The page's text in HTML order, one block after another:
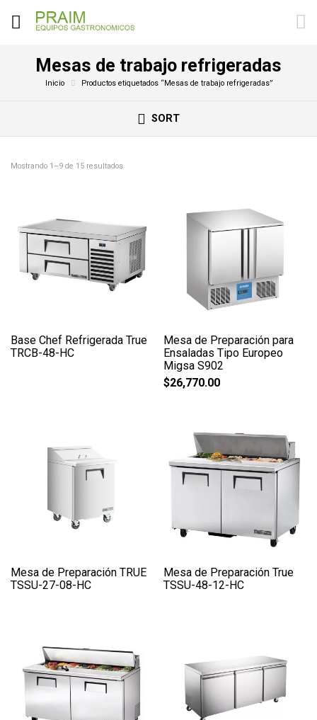
Mesas de trabajo refrigeradas
Inicio Productos etiquetados “Mesas de trabajo refrigeradas”
SORT
Mostrando 1–9 de 15 resultados
Base Chef Refrigerada True
TRCB-48-HC
Mesa de Preparación para
Ensaladas Tipo Europeo
Migsa S902
$26,770.00
Mesa de Preparación TRUE
TSSU-27-08-HC
Mesa de Preparación True
TSSU-48-12-HC